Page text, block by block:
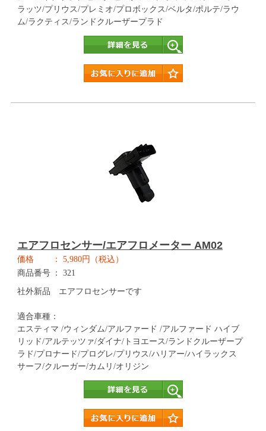
ラッツ/プリウス/プレミオ/プロボックス/ベルタ/ポルテ/ラウ
ム/ラクティス/ランドクルーザープラド
エアフロセンサー/エアフロメーター AM02
価格
5,980円（税込）
商品番号
321
社外新品 エアフロセンサーです
適合車種：
エスティマ /ウィンダム/アルファード /アルファード ハイブ
リッド/アルテッツァ/ダイナ/トヨエース/ランドクルーザープ
ラド/プロナード/プログレ/プリウス/ハリアー/ハイラックス
サーフ/クルーガー/カムリ/オリジン